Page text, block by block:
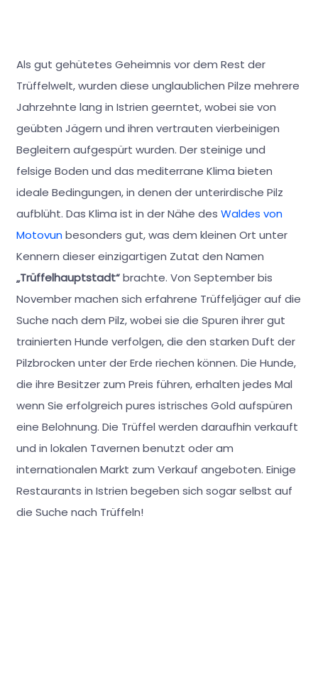
Als gut gehütetes Geheimnis vor dem Rest der
Trüffelwelt, wurden diese unglaublichen Pilze mehrere
Jahrzehnte lang in Istrien geerntet, wobei sie von
geübten Jägern und ihren vertrauten vierbeinigen
Begleitern aufgespürt wurden. Der steinige und
felsige Boden und das mediterrane Klima bieten
ideale Bedingungen, in denen der unterirdische Pilz
aufblüht. Das Klima ist in der Nähe des Waldes von
Motovunbesonders gut, was dem kleinen Ort unter
Kennern dieser einzigartigen Zutat den Namen
„Trüffelhauptstadt“brachte. Von September bis
November machen sich erfahrene Trüffeljäger auf die
Suche nach dem Pilz, wobei sie die Spuren ihrer gut
trainierten Hunde verfolgen, die den starken Duft der
Pilzbrocken unter der Erde riechen können. Die Hunde,
die ihre Besitzer zum Preis führen, erhalten jedes Mal
wenn Sie erfolgreich pures istrisches Gold aufspüren
eine Belohnung. Die Trüffel werden daraufhin verkauft
und in lokalen Tavernen benutzt oder am
internationalen Markt zum Verkauf angeboten. Einige
Restaurants in Istrien begeben sich sogar selbst auf
die Suche nach Trüffeln!